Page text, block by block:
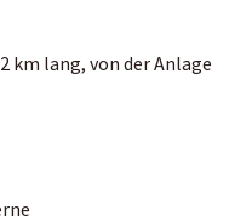
km lang, von der Anlage